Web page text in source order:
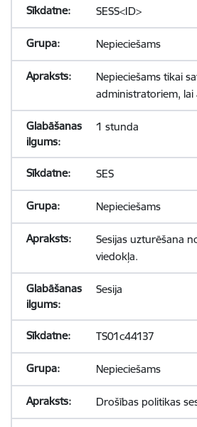
SESS<ID>
Nepieciešams
Nepieciešams tikai
administratoriem,
1 stunda
SES
Nepieciešams
Sesijas uzturēšana
viedokļa.
Sesija
TS01c44137
Nepieciešams
Drošības politikas